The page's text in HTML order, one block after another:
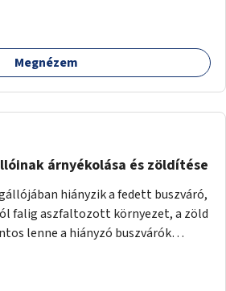
Megnézem
árnyékolása és zöldítése
hiányzik a fedett buszváró,
falig aszfaltozott környezet, a zöld
lenne a hiányzó buszvárók